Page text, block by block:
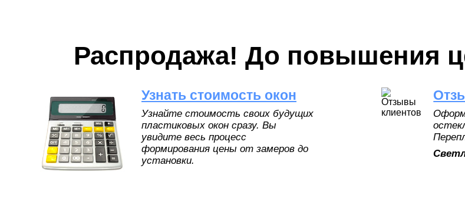
Распродажа! До повышения
Узнать стоимость окон
Узнайте стоимость своих будущих
пластиковых окон сразу. Вы
увидите весь процесс
формирования цены от замеров до
установки.